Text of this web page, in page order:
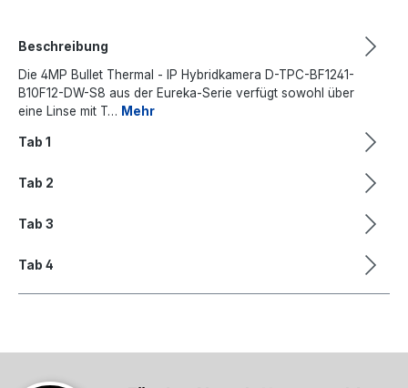
Beschreibung
Die 4MP Bullet Thermal - IP Hybridkamera D-TPC-BF1241-
B10F12-DW-S8 aus der Eureka-Serie verfügt sowohl über
eine Linse mit T… Mehr
Tab 1
Tab 2
Tab 3
Tab 4